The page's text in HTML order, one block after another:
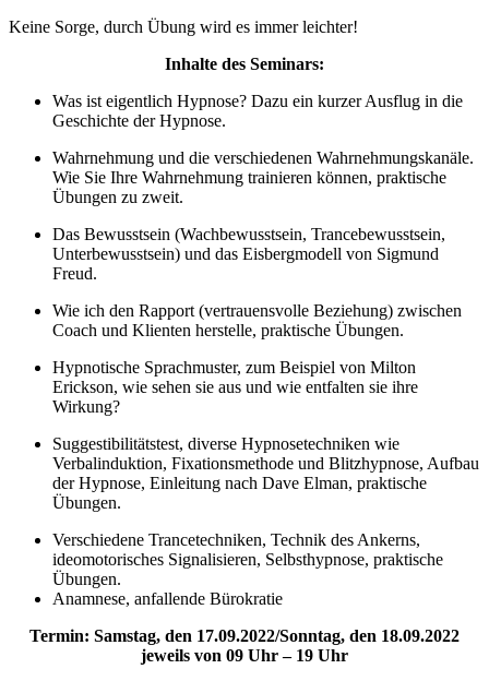
Keine Sorge, durch Übung wird es immer leichter!
Inhalte des Seminars:
Was ist eigentlich Hypnose? Dazu ein kurzer Ausflug in die
Geschichte der Hypnose.
Wahrnehmung und die verschiedenen Wahrnehmungskanäle.
Wie Sie Ihre Wahrnehmung trainieren können, praktische
Übungen zu zweit.
Das Bewusstsein (Wachbewusstsein, Trancebewusstsein,
Unterbewusstsein) und das Eisbergmodell von Sigmund
Freud.
Wie ich den Rapport (vertrauensvolle Beziehung) zwischen
Coach und Klienten herstelle, praktische Übungen.
Hypnotische Sprachmuster, zum Beispiel von Milton
Erickson, wie sehen sie aus und wie entfalten sie ihre
Wirkung?
Suggestibilitätstest, diverse Hypnosetechniken wie
Verbalinduktion, Fixationsmethode und Blitzhypnose, Aufbau
der Hypnose, Einleitung nach Dave Elman, praktische
Übungen.
Verschiedene Trancetechniken, Technik des Ankerns,
ideomotorisches Signalisieren, Selbsthypnose, praktische
Übungen.
Anamnese, anfallende Bürokratie
Termin: Samstag, den 17.09.2022/Sonntag, den 18.09.2022
jeweils von 09 Uhr – 19 Uhr